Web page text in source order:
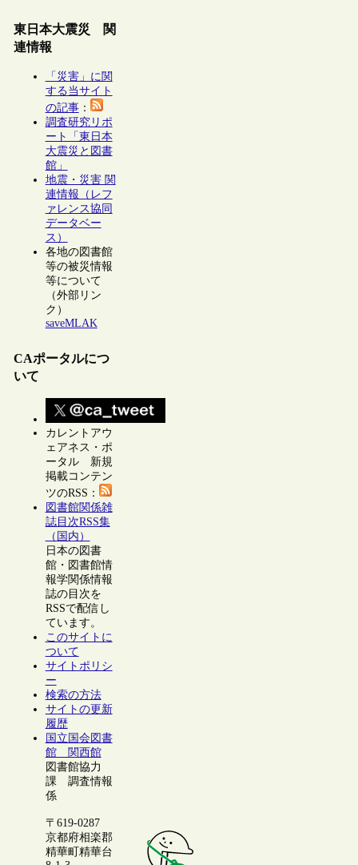
東日本大震災 関
連情報
「災害」に関
する当サイト
の記事：
調査研究リポ
ート「東日本
大震災と図書
館」
地震・災害 関
連情報（レフ
ァレンス協同
データベー
ス）
各地の図書館
等の被災情報
等について
（外部リン
ク）
saveMLAK
CAポータルにつ
いて
カレントアウ
ェアネス・ポ
ータル 新規
掲載コンテン
ツのRSS：
図書館関係雑
誌目次RSS集
（国内）
日本の図書
館・図書館情
報学関係情報
誌の目次を
RSSで配信し
ています。
このサイトに
ついて
サイトポリシ
ー
検索の方法
サイトの更新
履歴
国立国会図書
館 関西館
図書館協力
課 調査情報
係
〒619-0287
京都府相楽郡
精華町精華台